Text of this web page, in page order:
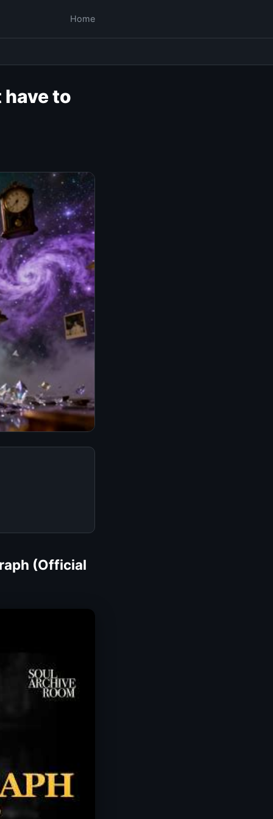
Home
to
(Official